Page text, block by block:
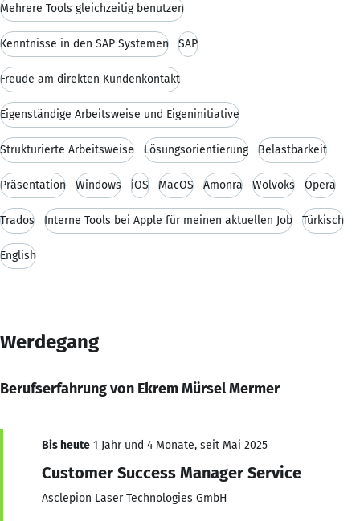
Mehrere Tools gleichzeitig benutzen
Kenntnisse in den SAP Systemen SAP
Freude am direkten Kundenkontakt
Eigenständige Arbeitsweise und Eigeninitiative
Strukturierte Arbeitsweise Lösungsorientierung Belastbarkeit
Präsentation Windows iOS MacOS Amonra Wolvoks Opera
Trados Interne Tools bei Apple für meinen aktuellen Job Türkisch
English
Werdegang
Berufserfahrung von Ekrem Mürsel Mermer
Bis heute 1 Jahr und 4 Monate, seit Mai 2025
Customer Success Manager Service
Asclepion Laser Technologies GmbH